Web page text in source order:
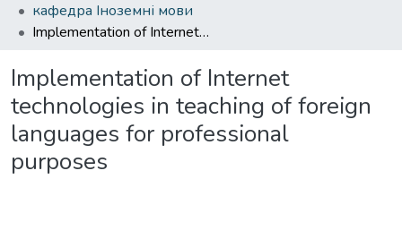
кафедра Іноземні мови
Іmplementation of Internet technologies in teaching of foreign languages for professional purposes
Іmplementation of Internet
technologies in teaching of foreign
languages for professional
purposes